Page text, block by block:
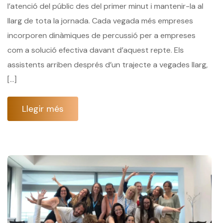
l’atenció del públic des del primer minut i mantenir-la al
llarg de tota la jornada. Cada vegada més empreses
incorporen dinàmiques de percussió per a empreses
com a solució efectiva davant d’aquest repte. Els
assistents arriben després d’un trajecte a vegades llarg,
[…]
Llegir més